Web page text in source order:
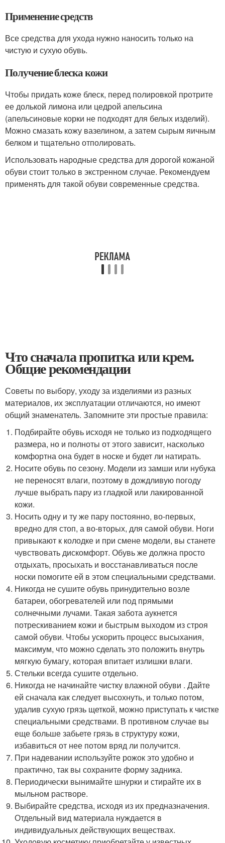
Применение средств
Все средства для ухода нужно наносить только на
чистую и сухую обувь.
Получение блеска кожи
Чтобы придать коже блеск, перед полировкой протрите
ее долькой лимона или цедрой апельсина
(апельсиновые корки не подходят для белых изделий).
Можно смазать кожу вазелином, а затем сырым яичным
белком и тщательно отполировать.
Использовать народные средства для дорогой кожаной
обуви стоит только в экстренном случае. Рекомендуем
применять для такой обуви современные средства.
Что сначала пропитка или крем.
Общие рекомендации
Советы по выбору, уходу за изделиями из разных
материалов, их эксплуатации отличаются, но имеют
общий знаменатель. Запомните эти простые правила:
Подбирайте обувь исходя не только из подходящего
размера, но и полноты от этого зависит, насколько
комфортна она будет в носке и будет ли натирать.
Носите обувь по сезону. Модели из замши или нубука
не переносят влаги, поэтому в дождливую погоду
лучше выбрать пару из гладкой или лакированной
кожи.
Носить одну и ту же пару постоянно, во-первых,
вредно для стоп, а во-вторых, для самой обуви. Ноги
привыкают к колодке и при смене модели, вы станете
чувствовать дискомфорт. Обувь же должна просто
отдыхать, просыхать и восстанавливаться после
носки помогите ей в этом специальными средствами.
Никогда не сушите обувь принудительно возле
батареи, обогревателей или под прямыми
солнечными лучами. Такая забота аукнется
потрескиванием кожи и быстрым выходом из строя
самой обуви. Чтобы ускорить процесс высыхания,
максимум, что можно сделать это положить внутрь
мягкую бумагу, которая впитает излишки влаги.
Стельки всегда сушите отдельно.
Никогда не начинайте чистку влажной обуви . Дайте
ей сначала как следует высохнуть, и только потом,
удалив сухую грязь щеткой, можно приступать к чистке
специальными средствами. В противном случае вы
еще больше забьете грязь в структуру кожи,
избавиться от нее потом вряд ли получится.
При надевании используйте рожок это удобно и
практично, так вы сохраните форму задника.
Периодически вынимайте шнурки и стирайте их в
мыльном растворе.
Выбирайте средства, исходя из их предназначения.
Отдельный вид материала нуждается в
индивидуальных действующих веществах.